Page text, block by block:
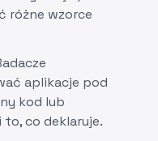
różne wzorce
aplikacje pod
kod lub
co deklaruje.